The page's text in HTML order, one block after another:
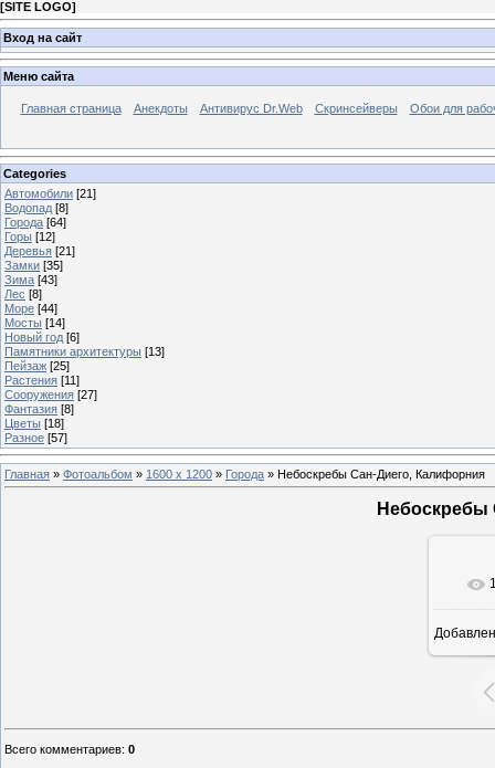
[SITE LOGO]
Вход на сайт
Меню сайта
Главная страница Анекдоты Антивирус Dr.Web Скринсейверы Обои для
Categories
Автомобили [21]
Водопад [8]
Города [64]
Горы [12]
Деревья [21]
Замки [35]
Зима [43]
Лес [8]
Море [44]
Мосты [14]
Новый год [6]
Памятники архитектуры [13]
Пейзаж [25]
Растения [11]
Сооружения [27]
Фантазия [8]
Цветы [18]
Разное [57]
Главная » Фотоальбом » 1600 x 1200 » Города » Небоскребы Сан-Диего, Калифорния
Небоскребы
Всего комментариев: 0